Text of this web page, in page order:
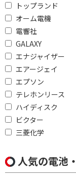
トップランド
オーム電機
電響社
GALAXY
エナジャイザー
エアージェイ
エプソン
テレホンリース
ハイディスク
ビクター
三菱化学
500枚～
対応プリ
インクジ
印刷対応
用紙タイ
写真用
名刺
人気の電池